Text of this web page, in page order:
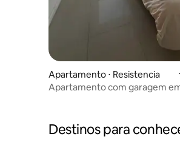
Apartamento ⋅ Resistencia
Apartamento com garagem
Destinos para